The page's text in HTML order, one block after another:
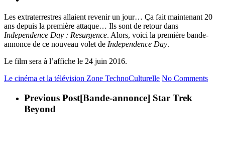
Les extraterrestres allaient revenir un jour… Ça fait maintenant 20
ans depuis la première attaque… Ils sont de retour dans
Independence Day : Resurgence. Alors, voici la première bande-
annonce de ce nouveau volet de Independence Day.
Le film sera à l’affiche le 24 juin 2016.
Le cinéma et la télévision Zone TechnoCulturelle No Comments
Previous Post[Bande-annonce] Star Trek
Beyond